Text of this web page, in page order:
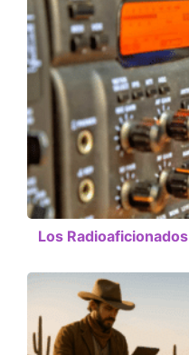
Los Radioaficionados